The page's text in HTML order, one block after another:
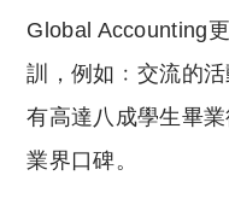
Global Accounting
訓，例如﹕交流的
有高達八成學生畢
業界口碑。